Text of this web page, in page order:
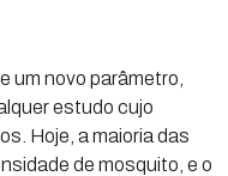
um novo parâmetro,
estudo cujo
Hoje, a maioria das
de mosquito, e o